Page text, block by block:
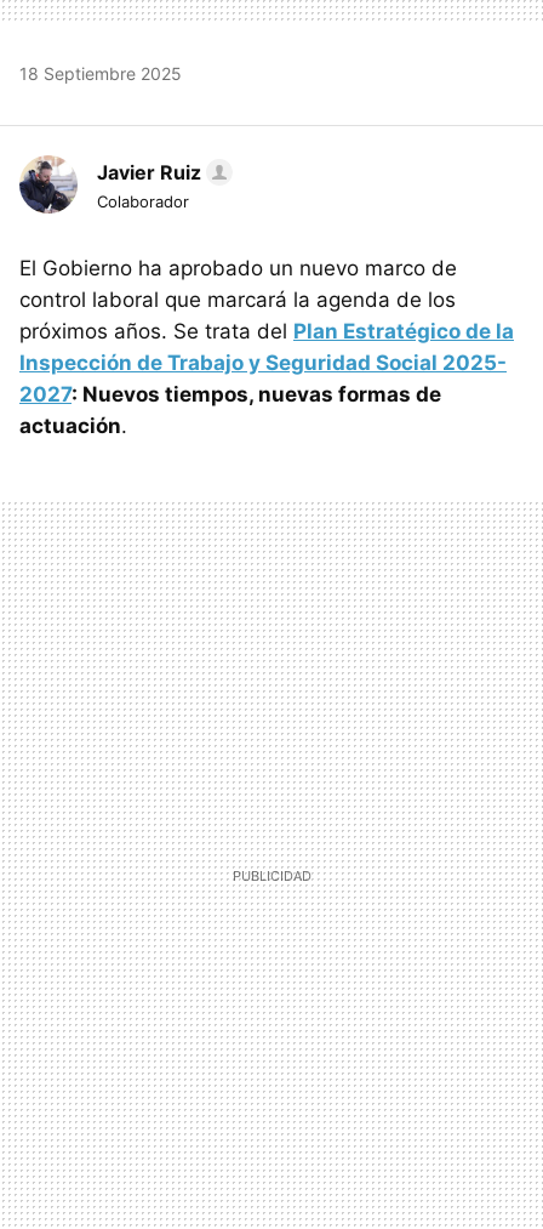
18 Septiembre 2025
Javier Ruiz
Colaborador
El Gobierno ha aprobado un nuevo marco de
control laboral que marcará la agenda de los
próximos años. Se trata del Plan Estratégico de la
Inspección de Trabajo y Seguridad Social 2025-
2027: Nuevos tiempos, nuevas formas de
actuación.